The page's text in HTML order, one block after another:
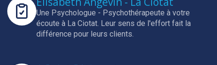
Une Psychologue - Psychothérapeute à votre
écoute à La Ciotat. Leur sens de l'effort fait la
différence pour leurs clients.